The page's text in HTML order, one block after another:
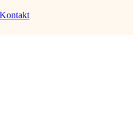
Kontakt